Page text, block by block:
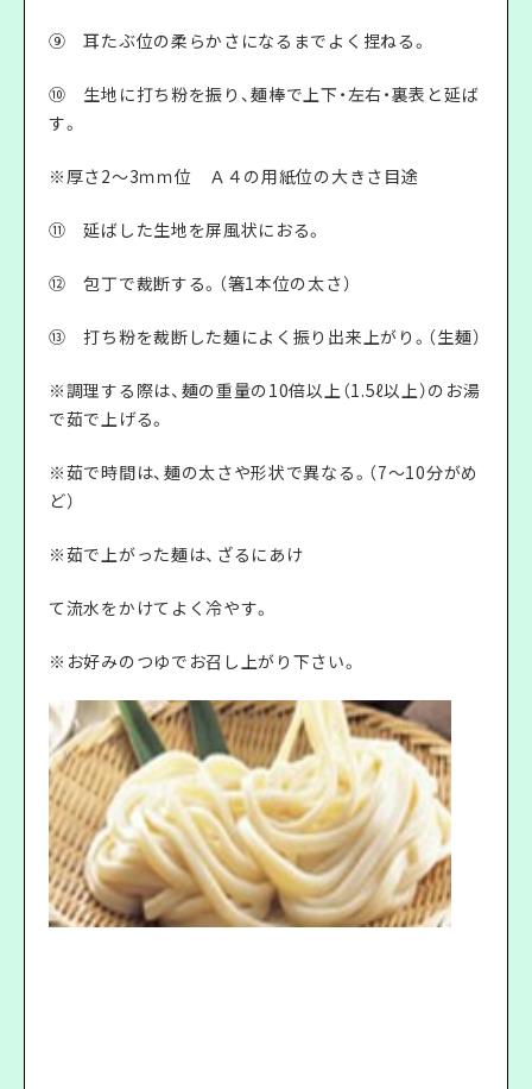
⑨ 耳たぶ位の柔らかさになるまでよく捏ねる。
⑩ 生地に打ち粉を振り、麺棒で上下・左右・裏表と延ば
す。
※厚さ2～3ｍｍ位 Ａ４の用紙位の大きさ目途
⑪ 延ばした生地を屏風状におる。
⑫ 包丁で裁断する。（箸1本位の太さ）
⑬ 打ち粉を裁断した麺によく振り出来上がり。（生麺）
※調理する際は、麺の重量の10倍以上（1.5ℓ以上）のお湯
で茹で上げる。
※茹で時間は、麺の太さや形状で異なる。（7～10分がめ
ど）
※茹で上がった麺は、ざるにあけ
て流水をかけてよく冷やす。
※お好みのつゆでお召し上がり下さい。